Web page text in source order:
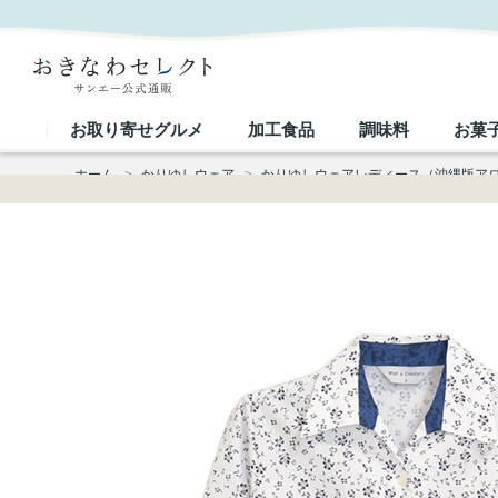
お取り寄せグルメ 加工食品 調味料 お菓
ホーム > かりゆしウェア > かりゆしウェアレディース（沖縄版ア